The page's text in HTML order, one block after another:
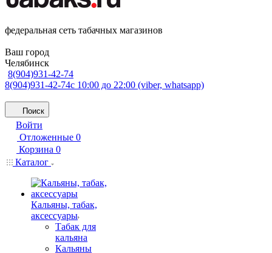
федеральная сеть табачных магазинов
Ваш город
Челябинск
8(904)931-42-74
8(904)931-42-74с 10:00 до 22:00 (viber, whatsapp)
Поиск
Войти
Отложенные 0
Корзина 0
Каталог
Кальяны, табак,
аксессуары
Табак для
кальяна
Кальяны